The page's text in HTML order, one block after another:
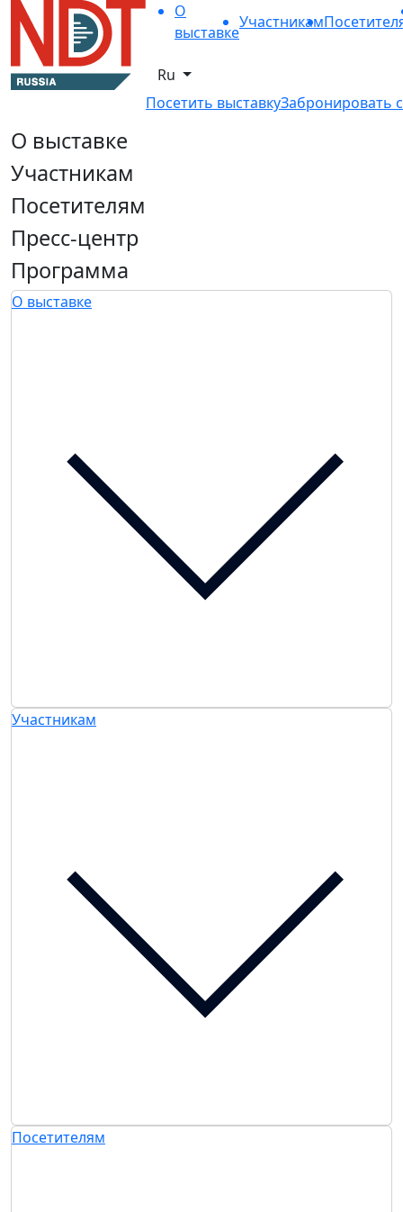
О
выставке
Участникам
Ru
Посетить выставкуЗабронировать
О выставке
Участникам
Посетителям
Пресс-центр
Программа
О выставке
Участникам
Посетителям